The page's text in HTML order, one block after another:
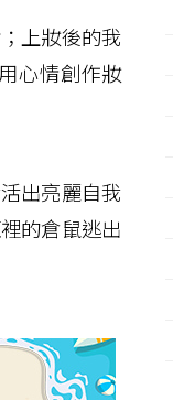
上妝後的我
心情創作妝
出亮麗自我
的倉鼠逃出